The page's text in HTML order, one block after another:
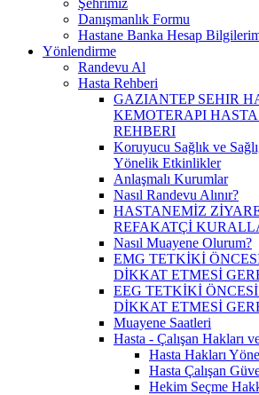
Danışmanlık Formu
Hastane Banka Hesap
Yönlendirme
Randevu Al
Hasta Rehberi
GAZIANTEP SEHIR
KEMOTERAPI
REHBERI
Koruyucu Sağlık ve
Yönelik Etkinlikler
Anlaşmalı Kurumlar
Nasıl Randevu Alınır?
HASTANEMİZ
REFAKATÇİ
Nasıl Muayene Olurum?
EMG TETKİKİ
DİKKAT ETMESİ
EEG TETKİKİ
DİKKAT ETMESİ
Muayene Saatleri
Hasta - Çalışan Hakları
Hasta Hakları
Hasta Çalışan
Hekim Seçme